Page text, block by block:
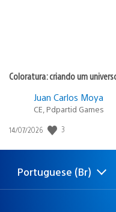
Coloratura: criando um
Juan Carlos Moya
CE, Pdpartid Games
Data
publicação:
14/07/2026 3
Selecione
Região
Portuguese (Br)